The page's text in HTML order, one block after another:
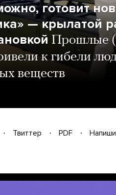
готовит
— крылатой
Прошлые
к гибели
веществ
Твиттер PDF